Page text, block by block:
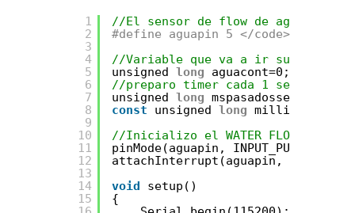
1
2
3
4
5
6
7
8
9
10
11
12
13
14
15
//El sensor de flow de agua va al
#define aguapin 5 </code>
//Variable que va a ir sumando
unsigned long
aguacont=0;
//preparo timer cada 1 segundo
unsigned long mspasadosseg = 0;
const
unsigned long millisxseg =
//Inicializo el WATER FLOW METER:
pinMode(aguapin, INPUT_PULLUP);
attachInterrupt(aguapin, agua,
void
setup()
{